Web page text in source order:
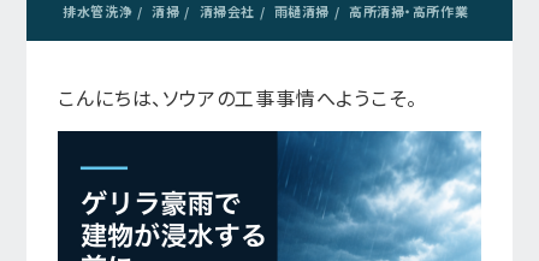
排水管洗浄
清掃 清掃会社 雨樋清掃 高所清掃・高所作業
こんにちは、ソウアの工事事情へようこそ。